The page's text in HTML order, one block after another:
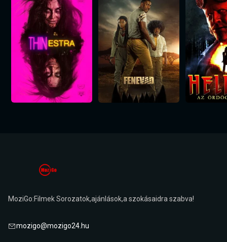
MoziGo:Filmek Sorozatok,ajánlások,a szokásaidra szabva!
mozigo@mozigo24.hu